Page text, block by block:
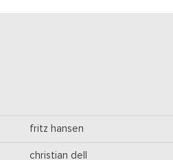
fritz hansen
christian dell